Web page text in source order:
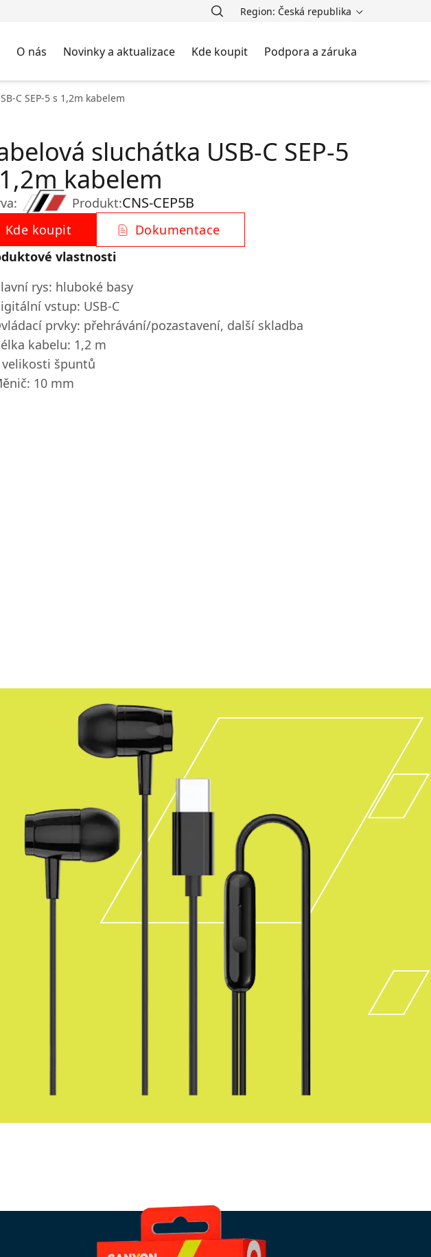
Region: Česká republika
O nás Novinky a aktualizace Kde koupit Podpora a záruka
C SEP-5 s 1,2m kabelem
sluchátka USB-C SEP-5
kabelem
Produkt:CNS-CEP5B
Kde koupit
Dokumentace
vlastnosti
rys: hluboké basy
vstup: USB-C
prvky: přehrávání/pozastavení, další skladba
kabelu: 1,2 m
velikosti špuntů
10 mm